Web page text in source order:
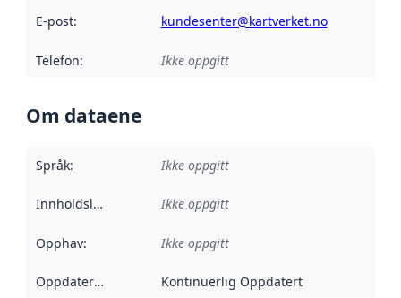
E-post: kundesenter@kartverket.no
Telefon: Ikke oppgitt
Om dataene
Språk: Ikke oppgitt
Innholdsleverandører :
Ikke oppgitt
Opphav: Ikke oppgitt
Oppdateringsfrekvens :
Kontinuerlig Oppdatert